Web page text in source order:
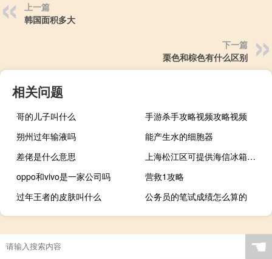
上一篇
韩国面积多大
下一篇
栗色和棕色有什么区别
相关问题
哥的儿子叫什么
手游杀手攻略视频攻略视频
朔州过年输液吗
能产生水的细胞器
差佬是什么意思
上海松江区可提供海信冰箱维修服务地址在哪
oppo和vivo是一家公司吗
营救1攻略
过年王者的皮肤叫什么
公务员的笔试成绩怎么算的
☚